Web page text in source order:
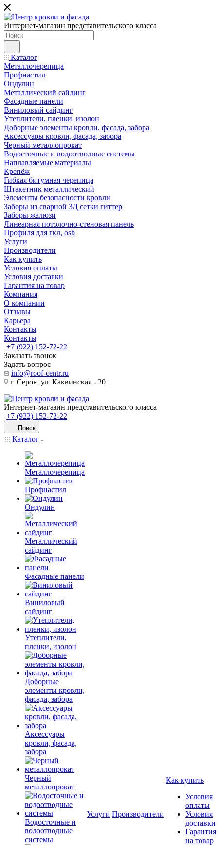
Интернет-магазин представительского класса
Каталог
Металлочерепица
Профнастил
Ондулин
Металлический сайдинг
Фасадные панели
Виниловый сайдинг
Утеплители, пленки, изолон
Доборные элементы кровли, фасада, забора
Аксессуары кровли, фасада, забора
Черный металлопрокат
Водосточные и водоотводные системы
Наплавляемые материалы
Крепёж
Гибкая битумная черепица
Штакетник металлический
Элементы безопасности кровли
Заборы из сварной 3Д сетки гиттер
Заборы жалюзи
Линеарная потолочно-стеновая панель
Профиля для гкл, osb
Услуги
Производители
Как купить
Условия оплаты
Условия доставки
Гарантия на товар
Компания
О компании
Отзывы
Карьера
Контакты
Контакты
+7 (922) 152-72-22
Заказать звонок
Задать вопрос
info@roof-centr.ru
г. Серов, ул. Каквинская - 20
Интернет-магазин представительского класса
+7 (922) 152-72-22
Поиск
Каталог
Металлочерепица
Профнастил
Ондулин
Металлический
сайдинг
Фасадные панели
Виниловый
сайдинг
Утеплители,
пленки, изолон
Доборные
элементы кровли,
фасада, забора
Аксессуары
кровли, фасада,
забора
Черный
металлопрокат
Водосточные и
водоотводные
системы
Услуги Производители
Как купить
Условия
оплаты
Условия
доставки
Гарантия
на товар